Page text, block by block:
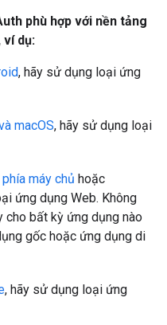
phù hợp với nền tảng
ví dụ:
, hãy sử dụng loại ứng
macOS, hãy sử dụng loại
phía máy chủ hoặc
ứng dụng Web. Không
cho bất kỳ ứng dụng nào
gốc hoặc ứng dụng di
, hãy sử dụng loại ứng